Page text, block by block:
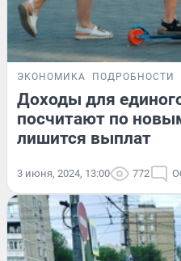
ЭКОНОМИКА ПОДРОБНОСТИ
Доходы для
посчитают по
лишится выплат
3 июня, 2024, 13:00 772